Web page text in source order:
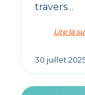
travers…
Lire la
30 juillet